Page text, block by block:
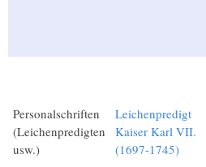
Personalschriften
(Leichenpredigten
usw.)
Leichenpredigt
Kaiser Karl VII.
(1697-1745)